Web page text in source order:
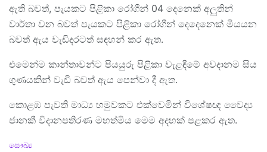
ඇති බවත්, පැයකට පිළිකා රෝගීන් 04 දෙනෙක් අලුතින්
වාර්තා වන බවත් පැයකට පිළිකා රෝගීන් දෙදෙනෙක් මියයන
බවත් ඇය වැඩිදරටත් සඳහන් කර ඇත.
එමෙන්ම කාන්තාවන්ට පියයුරු පිළිකා වැළඳීමේ අවදානම සිය
ගුණයකින් වැඩි බවත් ඇය පෙන්වා දී ඇත.
කොළඹ පැවති මාධ්‍ය හමුවකට එක්වෙමින් විශේෂඥ වෛද්‍ය
ජානකී විදානපතිරණ මහත්මිය මෙම අදහක් පළකර ඇත.
C
සෞඛ්‍ය